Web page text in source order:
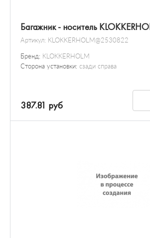
Багажник - носитель
Артикул: KLOKKERHOLM@2530822
Бренд: KLOKKERHOLM
Сторона установки: сзади справа
387.81 руб